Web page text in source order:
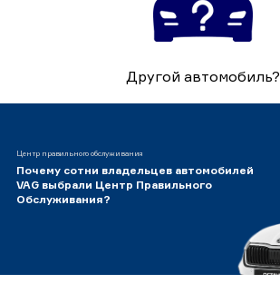
Другой автомобиль?
Центр правильного обслуживания
Почему сотни владельцев автомобилей
VAG выбрали Центр Правильного
Обслуживания?